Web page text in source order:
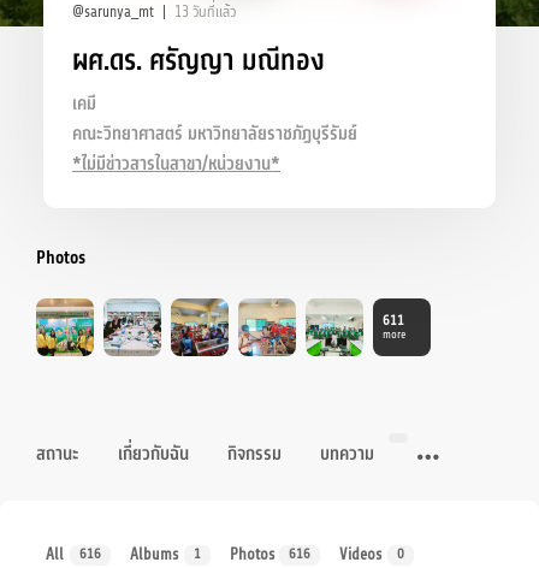
@sarunya_mt 13 วันที่แล้ว
ผศ.ดร. ศรัญญา มณีทอง
เคมี
คณะวิทยาศาสตร์ มหาวิทยาลัยราชภัฏบุรีรัมย์
*ไม่มีข่าวสารในสาขา/หน่วยงาน*
Photos
611
more
สถานะ เกี่ยวกับฉัน กิจกรรม บทความ
All 616 Albums 1 Photos 616 Videos 0